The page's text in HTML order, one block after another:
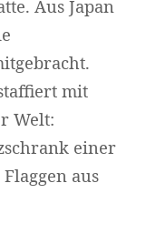
Aus Japan
mit
Welt:
einer
aus